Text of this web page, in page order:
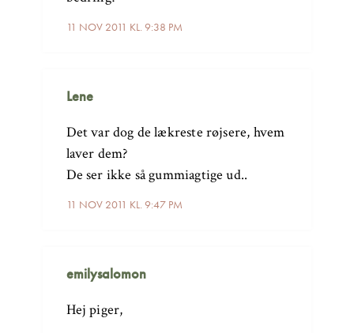
11 NOV 2011 KL. 9:38 PM
Lene
11 NOV 2011 KL. 9:47 PM
Det var dog de lækreste røjsere, hvem
laver dem?
De ser ikke så gummiagtige ud..
emilysalomon
Hej piger,